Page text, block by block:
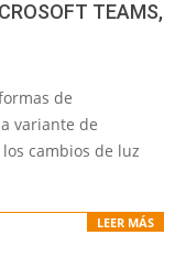
TEAMS,
de
variante de
cambios de luz
LEER MÁS